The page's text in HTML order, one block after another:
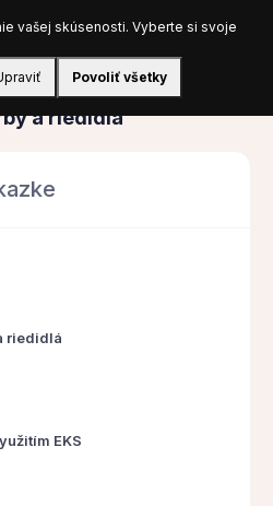
Prihlásiť sa
a riedidlá
riedidlá
EKS
vašej skúsenosti. Vyberte si svoje
Povoliť všetky